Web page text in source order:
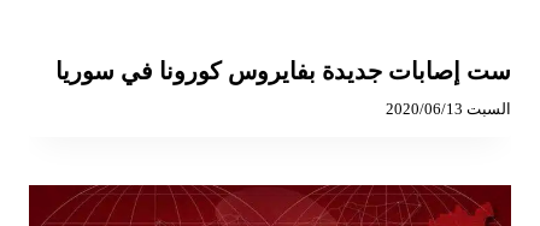
ست إصابات جديدة بفايروس كورونا في سوريا
السبت 2020/06/13